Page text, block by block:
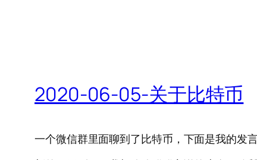
2020-06-05-关于比特币
一个微信群里面聊到了比特币，下面是我的发言